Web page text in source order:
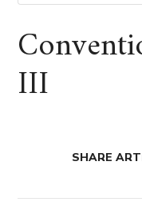
III
SHARE